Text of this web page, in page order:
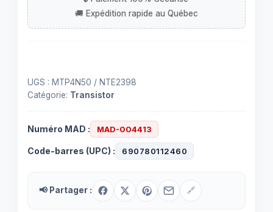
UGS : MTP4N50 / NTE2398
Catégorie: Transistor
Numéro MAD : MAD-004413
Code-barres (UPC) : 690780112460
📢 Partager : 🔗